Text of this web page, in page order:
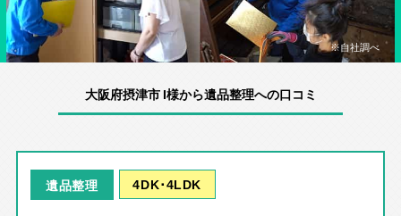
※自社調べ
大阪府摂津市 I様から遺品整理への口コミ
遺品整理 4DK･4LDK